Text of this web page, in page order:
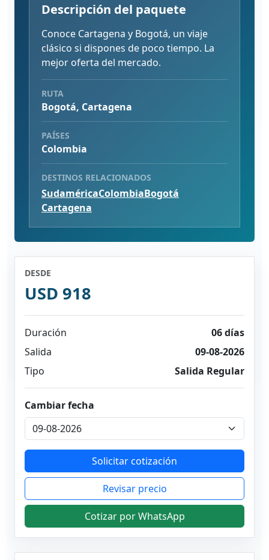
Descripción del paquete
Conoce Cartagena y Bogotá, un viaje
clásico si dispones de poco tiempo. La
mejor oferta del mercado.
RUTA
Bogotá, Cartagena
PAÍSES
Colombia
DESTINOS RELACIONADOS
SudaméricaColombiaBogotá
Cartagena
DESDE
USD 918
Duración
06 días
Salida
09-08-2026
Tipo
Salida Regular
Cambiar fecha
Solicitar cotización
Revisar precio
Cotizar por WhatsApp